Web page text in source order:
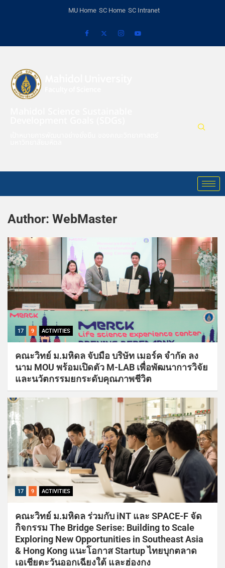
MU Home SC Home SC Intranet
Author: WebMaster
17 9 ACTIVITIES
คณะวิทย์ ม.มหิดล จับมือ บริษัท เมอร์ค จำกัด ลง
นาม MOU พร้อมเปิดตัว M-LAB เพื่อพัฒนาการวิจัย
และนวัตกรรมยกระดับคุณภาพชีวิต
17 9 ACTIVITIES
คณะวิทย์ ม.มหิดล ร่วมกับ iNT และ SPACE-F จัด
กิจกรรม The Bridge Serise: Building to Scale
Exploring New Opportunities in Southeast Asia
& Hong Kong แนะโอกาส Startup ไทยบุกตลาด
เอเชียตะวันออกเฉียงใต้ และฮ่องกง